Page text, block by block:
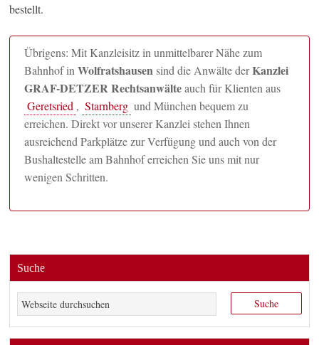
bestellt.
Übrigens: Mit Kanzleisitz in unmittelbarer Nähe zum
Bahnhof inWolfratshausensind die Anwälte derKanzlei
GRAF-DETZER Rechtsanwälteauch für Klienten aus
Geretsried , Starnberg und München bequem zu
erreichen. Direkt vor unserer Kanzlei stehen Ihnen
ausreichend Parkplätze zur Verfügung und auch von der
Bushaltestelle am Bahnhof erreichen Sie uns mit nur
wenigen Schritten.
Suche